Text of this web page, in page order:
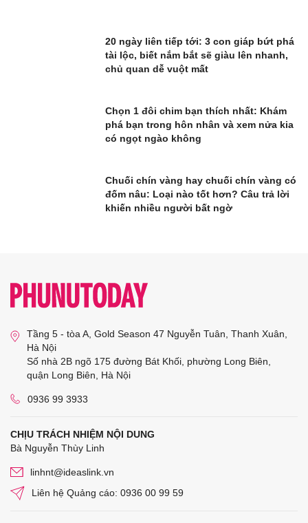
20 ngày liên tiếp tới: 3 con giáp bứt phá
tài lộc, biết nắm bắt sẽ giàu lên nhanh,
chủ quan dễ vuột mất
Chọn 1 đôi chim bạn thích nhất: Khám
phá bạn trong hôn nhân và xem nửa kia
có ngọt ngào không
Chuối chín vàng hay chuối chín vàng có
đốm nâu: Loại nào tốt hơn? Câu trả lời
khiến nhiều người bất ngờ
Tầng 5 - tòa A, Gold Season 47 Nguyễn Tuân, Thanh Xuân,
Hà Nội
Số nhà 2B ngõ 175 đường Bát Khối, phường Long Biên,
quận Long Biên, Hà Nội
0936 99 3933
CHỊU TRÁCH NHIỆM NỘI DUNG
Bà Nguyễn Thùy Linh
linhnt@ideaslink.vn
Liên hệ Quảng cáo: 0936 00 99 59